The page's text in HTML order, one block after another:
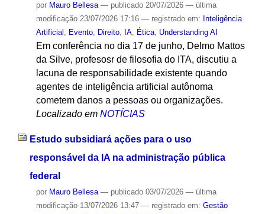
por Mauro Bellesa — publicado20/07/2026 — última
modificação23/07/2026 17:16 — registrado em: Inteligência
Artificial , Evento, Direito, IA, Ética, Understanding AI
Em conferência no dia 17 de junho, Delmo Mattos
da Silve, profesosr de filosofia do ITA, discutiu a
lacuna de responsabilidade existente quando
agentes de inteligência artificial autônoma
cometem danos a pessoas ou organizações.
Localizado em NOTÍCIAS
Estudo subsidiará ações para o uso
responsável da IA na administração pública
federal
por Mauro Bellesa — publicado03/07/2026 — última
modificação13/07/2026 13:47 — registrado em: Gestão